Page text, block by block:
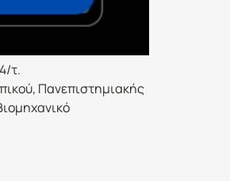
τ.
Πανεπιστημιακής